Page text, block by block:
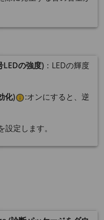
の強度) ：LEDの輝度
化)
:オンにすると、逆
設定します。